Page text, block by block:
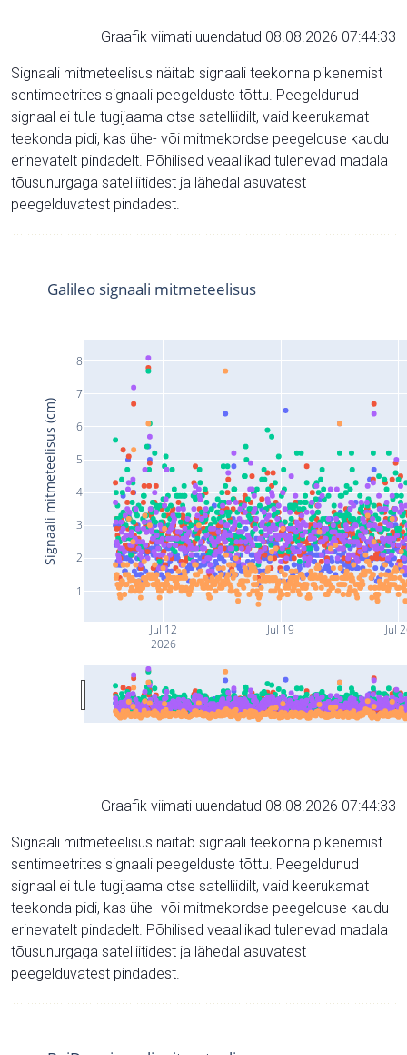
Graafik viimati uuendatud 08.08.2026 07:44:33
Signaali mitmeteelisus näitab signaali teekonna pikenemist
sentimeetrites signaali peegelduste tõttu. Peegeldunud
signaal ei tule tugijaama otse satelliidilt, vaid keerukamat
teekonda pidi, kas ühe- või mitmekordse peegelduse kaudu
erinevatelt pindadelt. Põhilised veaallikad tulenevad madala
tõusunurgaga satelliitidest ja lähedal asuvatest
peegelduvatest pindadest.
Jul 12
2026
Jul 19 Jul
1
2
3
4
5
6
7
8
Galileo signaali mitmeteelisus
Signaali mitmeteelisus (cm)
Graafik viimati uuendatud 08.08.2026 07:44:33
Signaali mitmeteelisus näitab signaali teekonna pikenemist
sentimeetrites signaali peegelduste tõttu. Peegeldunud
signaal ei tule tugijaama otse satelliidilt, vaid keerukamat
teekonda pidi, kas ühe- või mitmekordse peegelduse kaudu
erinevatelt pindadelt. Põhilised veaallikad tulenevad madala
tõusunurgaga satelliitidest ja lähedal asuvatest
peegelduvatest pindadest.